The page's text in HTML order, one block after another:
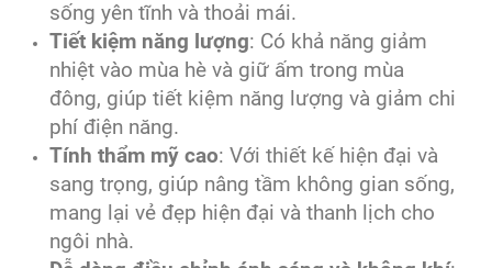
sống yên tĩnh và thoải mái.
Tiết kiệm năng lượng: Có khả năng giảm
nhiệt vào mùa hè và giữ ấm trong mùa
đông, giúp tiết kiệm năng lượng và giảm chi
phí điện năng.
Tính thẩm mỹ cao: Với thiết kế hiện đại và
sang trọng, giúp nâng tầm không gian sống,
mang lại vẻ đẹp hiện đại và thanh lịch cho
ngôi nhà.